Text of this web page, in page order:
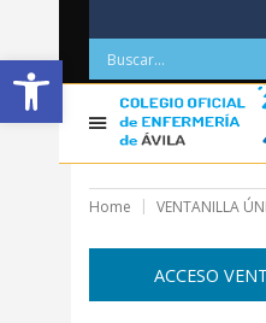
Abrir barra de herramientas
Home VENTANILLA
ACCESO